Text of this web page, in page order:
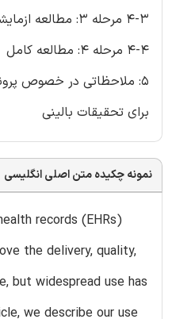
4-3 مرحله 3: مطالعه ازمایشی
4-4 مرحله 4: مطالعه کامل
5: ملاحظاتی در خصوص
برای تحقیقات بالینی
نمونه چکیده متن اصلی انگلیسی
records (EHRs)
the delivery, quality,
but widespread use has
we describe our use